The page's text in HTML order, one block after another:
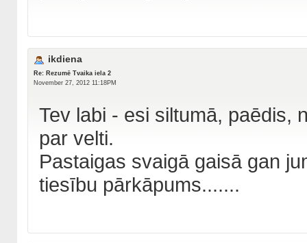
ikdiena
Re: Rezumē Tvaika iela 2
November 27, 2012 11:18PM
Tev labi - esi siltumā, paēdis,
par velti.
Pastaigas svaigā gaisā gan
tiesību pārkāpums.......